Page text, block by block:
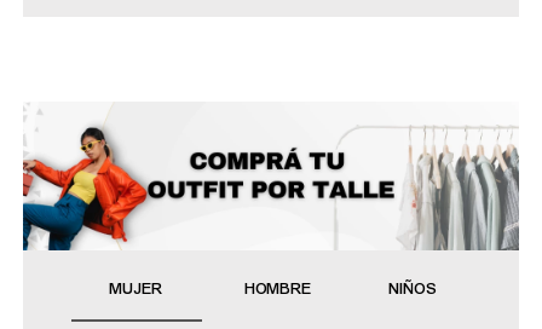
MUJER HOMBRE NIÑOS